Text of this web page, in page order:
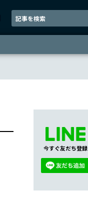
今すぐ友だち登録